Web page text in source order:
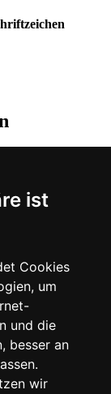
ist
Cookies
um
und die
besser an
wir
für
Kritik sind stets